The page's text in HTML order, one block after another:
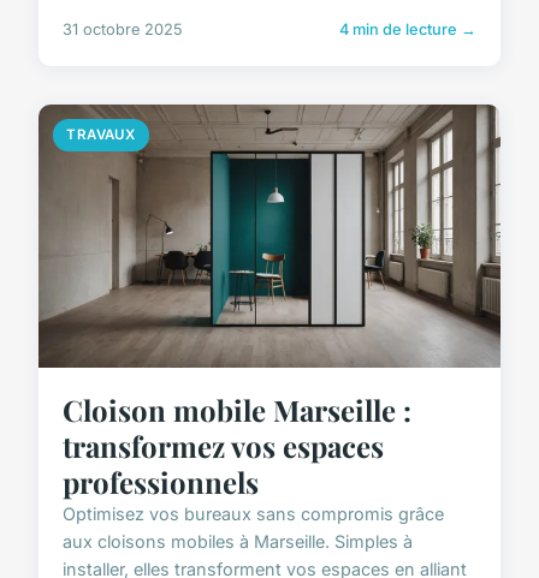
31 octobre 2025 4 min de lecture →
TRAVAUX
Cloison mobile Marseille :
transformez vos espaces
professionnels
Optimisez vos bureaux sans compromis grâce
aux cloisons mobiles à Marseille. Simples à
installer, elles transforment vos espaces en alliant